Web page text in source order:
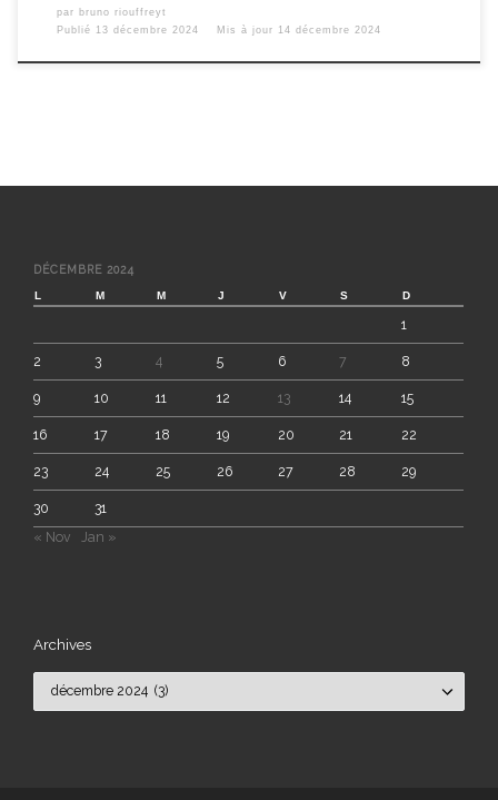
par
bruno riouffreyt
Publié 13 décembre 2024 Mis à jour 14 décembre 2024
DÉCEMBRE 2024
L M M J V S D
1
2 3 4 5 6 7 8
9 10 11 12 13 14 15
16 17 18 19 20 21 22
23 24 25 26 27 28 29
30
31
« Nov
Jan »
Archives